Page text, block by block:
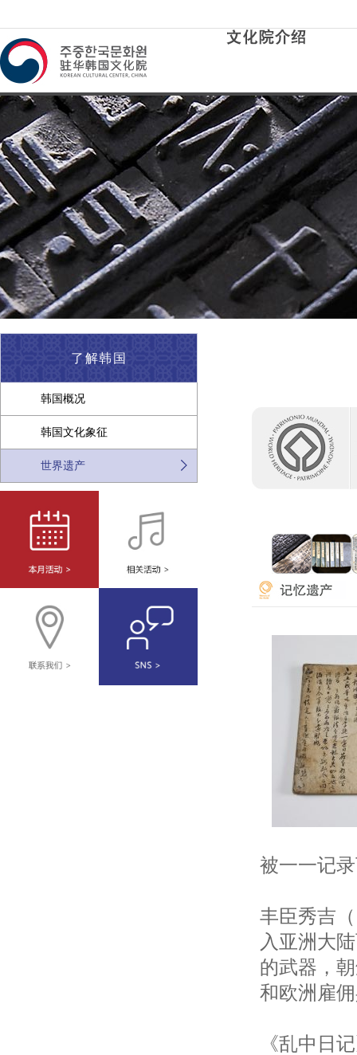
了解韩国
韩国概况
韩国文化象征
世界遗产
被一一记
丰臣秀吉
入亚洲大
的武器，
和欧洲雇
《乱中日